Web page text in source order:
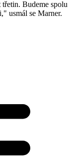
Budeme spolu
usmál se Marner.